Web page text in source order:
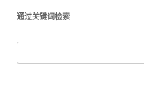
通过关键词检索
索：